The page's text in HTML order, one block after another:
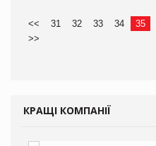
<< 31 32 33 34 35
>>
КРАЩІ КОМПАНІЇ